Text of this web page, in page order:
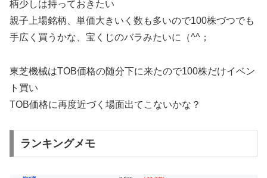
柄少しは持っておきたい
親子上場銘柄、単価大きいく数も多いので100株づつでも
手広く買うかな、宝くじのバラみたいに（^^；
東芝機械はTOB価格の随分下に来たので100株だけイベン
ト買い
TOB価格に再度近づく場面出てこないかな？
ランキングメモ